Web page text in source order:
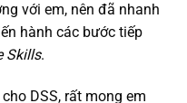
với em, nên đã nhanh
hành các bước tiếp
Skills.
DSS, rất mong em